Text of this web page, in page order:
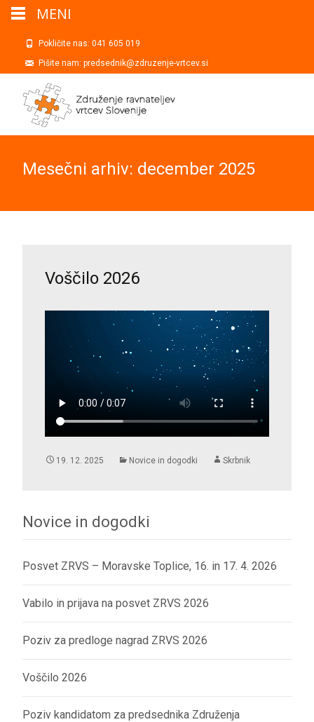
Pokličite nas: 041 605 019
Pišite nam: predsednik@zdruzenje-vrtcev.si
Mesečni arhiv: december 2025
Voščilo 2026
19. 12. 2025 Novice in dogodki Skrbnik
Novice in dogodki
Posvet ZRVS – Moravske Toplice, 16. in 17. 4. 2026
Vabilo in prijava na posvet ZRVS 2026
Poziv za predloge nagrad ZRVS 2026
Voščilo 2026
Poziv kandidatom za predsednika Združenja
MENI